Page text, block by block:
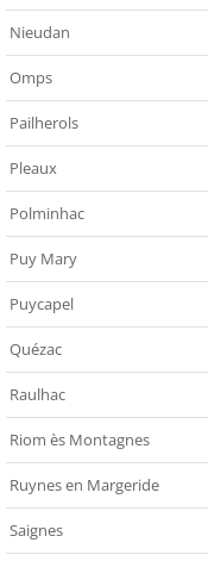
Nieudan
Omps
Pailherols
Pleaux
Polminhac
Puy Mary
Puycapel
Quézac
Raulhac
Riom ès Montagnes
Ruynes en Margeride
Saignes